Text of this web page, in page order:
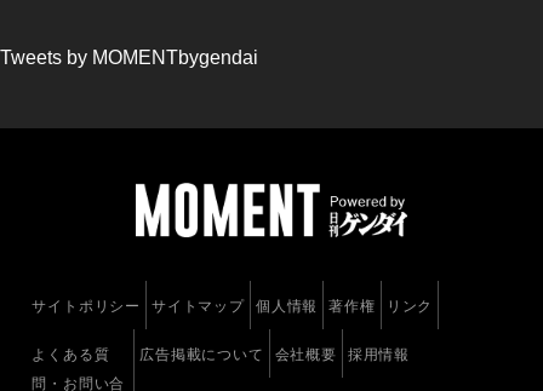
Tweets by MOMENTbygendai
サイトポリシー サイトマップ 個人情報 著作権 リンク
よくある質
問・お問い合
広告掲載について 会社概要 採用情報